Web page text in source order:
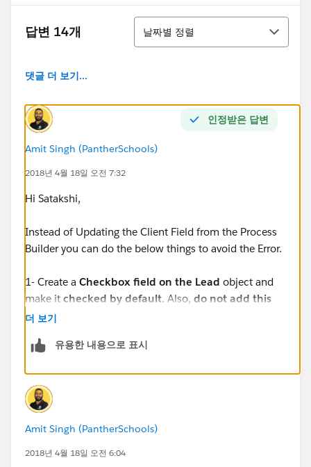
답변 14개
정렬
날짜별 정렬
댓글 더 보기...
인정받은 답변
Amit Singh (PantherSchools)
2018년 4월 18일 오전 7:32
Hi Satakshi,
Instead of Updating the Client Field from the Process
Builder you can do the below things to avoid the Error.
1- Create a Checkbox field on the Lead object and
make it checked by default. Also, do not add this
field to the layout
field of the Account from the Lead Mapping Setting.
더 보기
유용한 내용으로 표시
Amit Singh (PantherSchools)
2018년 4월 18일 오전 6:04